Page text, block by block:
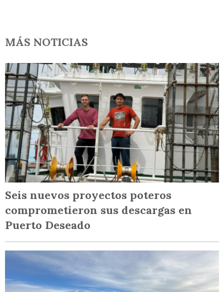
MÁS NOTICIAS
Seis nuevos proyectos poteros
comprometieron sus descargas en
Puerto Deseado